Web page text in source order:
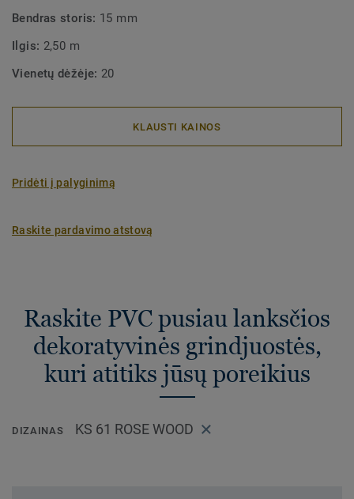
Bendras storis: 15 mm
Ilgis: 2,50 m
Vienetų dėžėje: 20
KLAUSTI KAINOS
Pridėti į palyginimą
Raskite pardavimo atstovą
Raskite PVC pusiau lanksčios
dekoratyvinės grindjuostės,
kuri atitiks jūsų poreikius
DIZAINAS KS 61 ROSE WOOD